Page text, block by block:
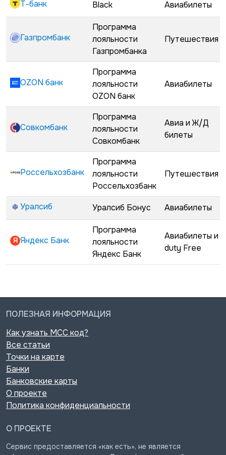
Т-банк Black Авиабилеты
Газпромбанк
Программа
лояльности
Газпромбанка
Путешествия
OZON банк
Программа
лояльности
OZON банк
Авиабилеты
Совкомбанк
Программа
лояльности
Совкомбанк
Авиа и Ж/Д
билеты
Россельхозбанк
Программа
лояльности
Россельхозбанк
Путешествия
Уралсиб Уралсиб Бонус Авиабилеты
Яндекс Банк
Программа
лояльности
Яндекс Банк
Авиабилеты и
duty Free
ПОЛЕЗНАЯ ИНФОРМАЦИЯ
Как узнать MCC код?
Все статьи
Точки на карте
Банки
Банковские карты
О проекте
Политика конфиденциальности
О ПРОЕКТЕ
Сервис предоставляется «как есть», не является